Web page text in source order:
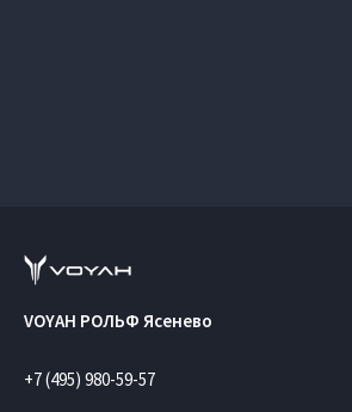
VOYAH РОЛЬФ Ясенево
+7 (495) 980-59-57